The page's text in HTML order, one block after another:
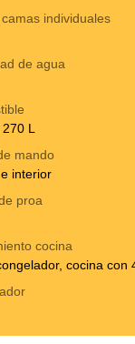
individuales
de agua
L
mando
interior
proa
cocina
cocina con